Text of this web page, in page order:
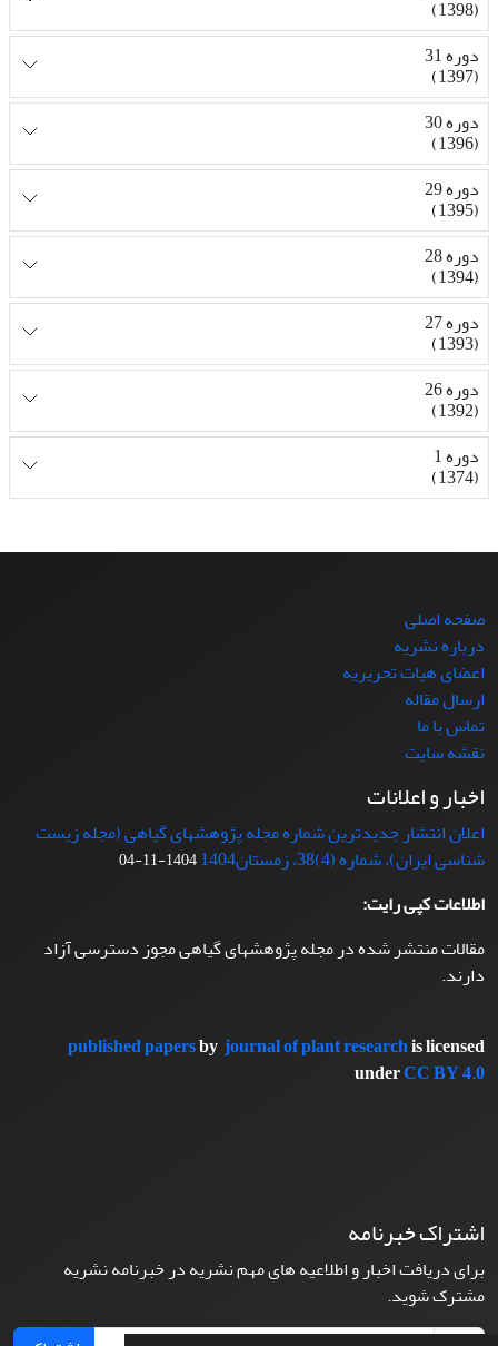
(1398)
دوره 31
(1397)
دوره 30
(1396)
دوره 29
(1395)
دوره 28
(1394)
دوره 27
(1393)
دوره 26
(1392)
دوره 1
(1374)
صفحه اصلی
درباره نشریه
اعضای هیات تحریریه
ارسال مقاله
تماس با ما
نقشه سایت
اخبار و اعلانات
اعلان انتشار جدیدترین شماره مجله پژوهشهای گیاهی (مجله زیست
شناسی ایران)، شماره (4)38، زمستان1404
1404-11-04
اطلاعات کپی رایت:
مقالات منتشر شده در مجله پژوهشهای گیاهی مجوز دسترسی آزاد
دارند.
published papersbyjournal of plant researchis licensed
underCC BY 4.0
اشتراک خبرنامه
برای دریافت اخبار و اطلاعیه های مهم نشریه در خبرنامه نشریه
مشترک شوید.